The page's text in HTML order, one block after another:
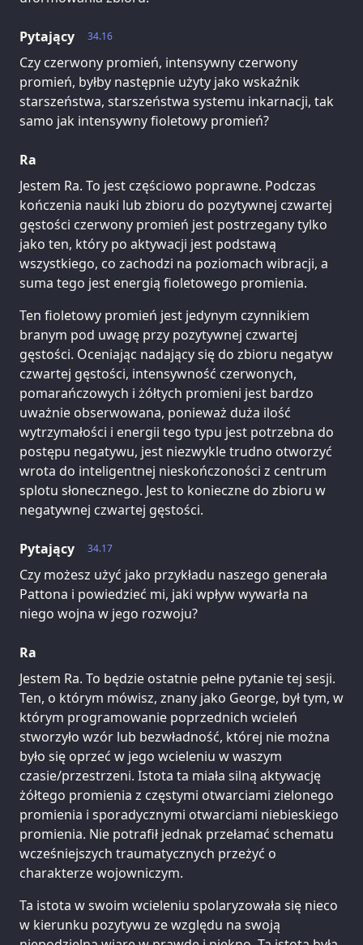
34.16
Pytający
Czy czerwony promień, intensywny czerwony
promień, byłby następnie użyty jako wskaźnik
starszeństwa, starszeństwa systemu inkarnacji, tak
samo jak intensywny fioletowy promień?
Ra
Jestem Ra. To jest częściowo poprawne. Podczas
kończenia nauki lub zbioru do pozytywnej czwartej
gęstości czerwony promień jest postrzegany tylko
jako ten, który po aktywacji jest podstawą
wszystkiego, co zachodzi na poziomach wibracji, a
suma tego jest energią fioletowego promienia.
Ten fioletowy promień jest jedynym czynnikiem
branym pod uwagę przy pozytywnej czwartej
gęstości. Oceniając nadający się do zbioru negatyw
czwartej gęstości, intensywność czerwonych,
pomarańczowych i żółtych promieni jest bardzo
uważnie obserwowana, ponieważ duża ilość
wytrzymałości i energii tego typu jest potrzebna do
postępu negatywu, jest niezwykle trudno otworzyć
wrota do inteligentnej nieskończoności z centrum
splotu słonecznego. Jest to konieczne do zbioru w
negatywnej czwartej gęstości.
34.17
Pytający
Czy możesz użyć jako przykładu naszego generała
Pattona i powiedzieć mi, jaki wpływ wywarła na
niego wojna w jego rozwoju?
Ra
Jestem Ra. To będzie ostatnie pełne pytanie tej sesji.
Ten, o którym mówisz, znany jako George, był tym, w
którym programowanie poprzednich wcieleń
stworzyło wzór lub bezwładność, której nie można
było się oprzeć w jego wcieleniu w waszym
czasie/przestrzeni. Istota ta miała silną aktywację
żółtego promienia z częstymi otwarciami zielonego
promienia i sporadycznymi otwarciami niebieskiego
promienia. Nie potrafił jednak przełamać schematu
wcześniejszych traumatycznych przeżyć o
charakterze wojowniczym.
Ta istota w swoim wcieleniu spolaryzowała się nieco
w kierunku pozytywu ze względu na swoją